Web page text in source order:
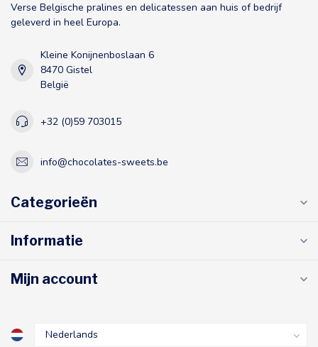
Verse Belgische pralines en delicatessen aan huis of bedrijf
geleverd in heel Europa.
Kleine Konijnenboslaan 6
8470 Gistel
België
+32 (0)59 703015
info@chocolates-sweets.be
Categorieën
Informatie
Mijn account